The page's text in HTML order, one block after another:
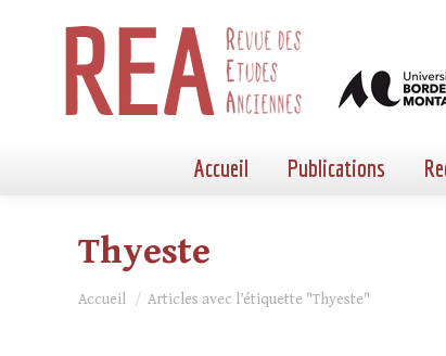
Accueil Publications
Thyeste
Vous êtes ici :
Accueil Articles avec l’étiquette "Thyeste"